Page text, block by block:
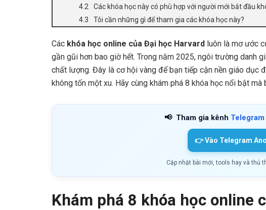
Các khóa học này có phù hợp với người mới bắt đầu
Tôi cần những gì để tham gia các khóa học này?
Các khóa học online của Đại học Harvard luôn là mơ ước
gần gũi hơn bao giờ hết. Trong năm 2025, ngôi trường danh
chất lượng. Đây là cơ hội vàng để bạn tiếp cận nền giáo dục
không tốn một xu. Hãy cùng khám phá 8 khóa học nổi bật mà
📢 Tham gia kênh Telegram
👉 Vào Telegram
Cập nhật bài mới, tools hay và thủ
Khám phá 8 khóa học online